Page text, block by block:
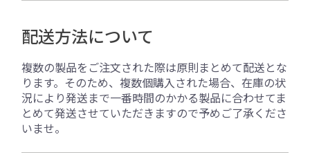
配送方法について
複数の製品をご注文された際は原則まとめて配送とな
ります。そのため、複数個購入された場合、在庫の状
況により発送まで一番時間のかかる製品に合わせてま
とめて発送させていただきますので予めご了承くださ
いませ。